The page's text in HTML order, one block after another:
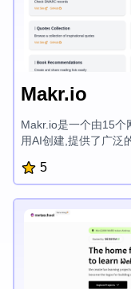
Makr.io
Makr.io是一个由15个
用AI创建,提供了广泛
器、电子邮件主题行
色器、图书推荐、番
工作流程。
5